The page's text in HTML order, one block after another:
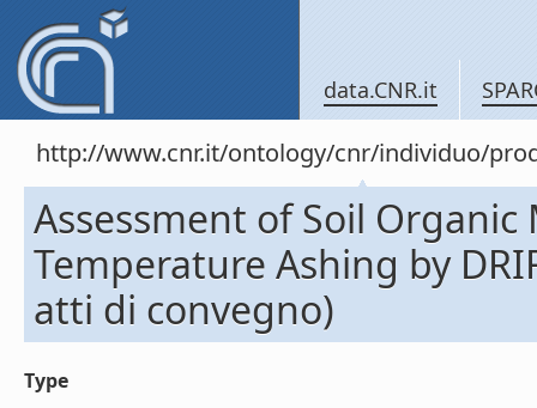
data.CNR.it
http://www.cnr.it/ontology/cnr/individuo/
Assessment of Soil
Temperature Ashing by
atti di convegno)
Type